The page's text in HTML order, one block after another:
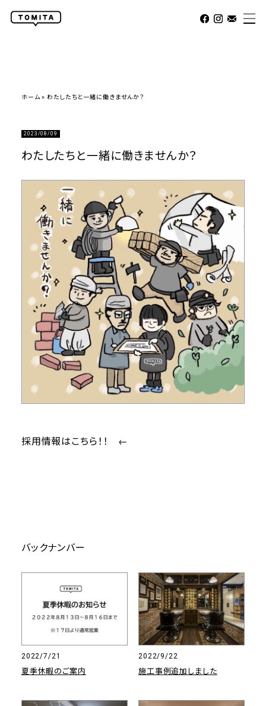
ホーム »わたしたちと一緒に働きませんか？
2023/08/09
わたしたちと一緒に働きませんか？
採用情報はこちら！！ ←
バックナンバー
2022/7/21
夏季休暇のご案内
2022/9/22
施工事例追加しました